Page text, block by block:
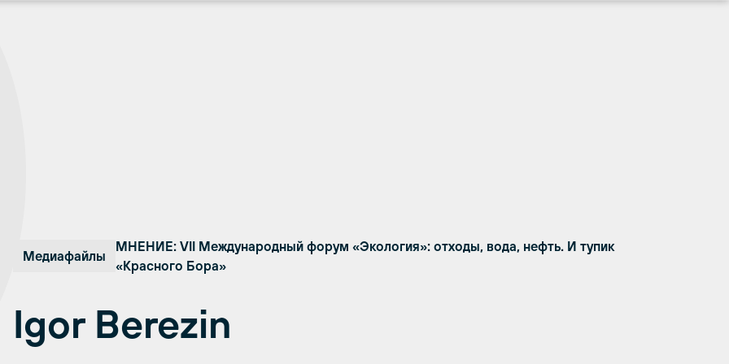
Медиафайлы
МНЕНИЕ: VII Международный форум «Экология»: отходы, вода, нефть. И тупик
«Красного Бора»
Igor Berezin